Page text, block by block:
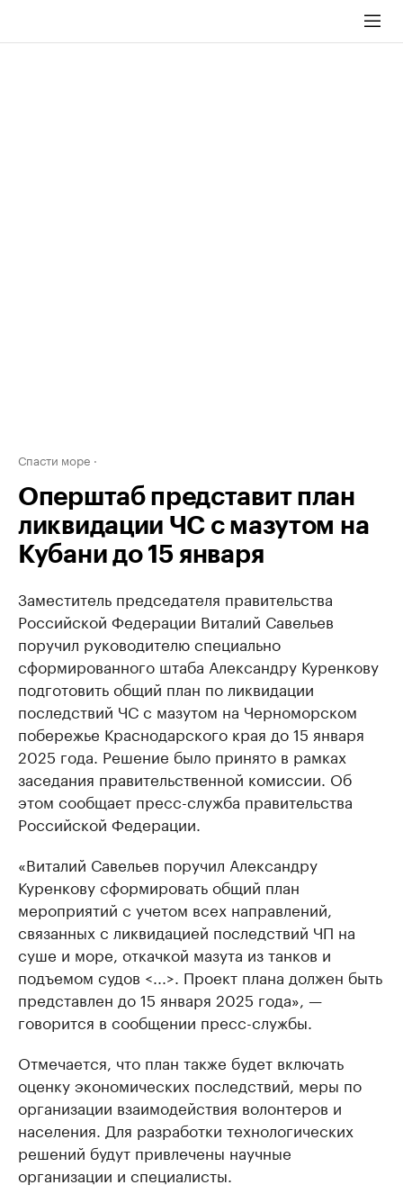
Спасти море
Оперштаб представит план
ликвидации ЧС с мазутом на
Кубани до 15 января
Заместитель председателя правительства
Российской Федерации Виталий Савельев
поручил руководителю специально
сформированного штаба Александру Куренкову
подготовить общий план по ликвидации
последствий ЧС с мазутом на Черноморском
побережье Краснодарского края до 15 января
2025 года. Решение было принято в рамках
заседания правительственной комиссии. Об
этом сообщает пресс-служба правительства
Российской Федерации.
«Виталий Савельев поручил Александру
Куренкову сформировать общий план
мероприятий с учетом всех направлений,
связанных с ликвидацией последствий ЧП на
суше и море, откачкой мазута из танков и
подъемом судов <...>. Проект плана должен быть
представлен до 15 января 2025 года», —
говорится в сообщении пресс-службы.
Отмечается, что план также будет включать
оценку экономических последствий, меры по
организации взаимодействия волонтеров и
населения. Для разработки технологических
решений будут привлечены научные
организации и специалисты.